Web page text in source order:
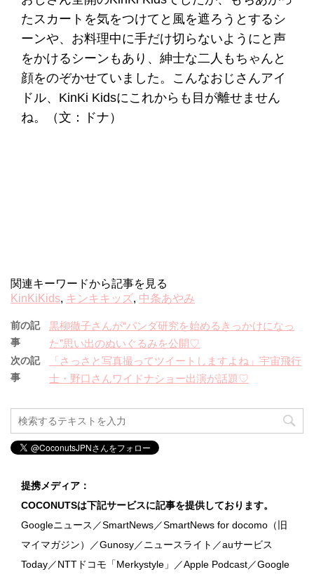
たスカートを気をつけてと風を遮ろうとするシ
ーンや、お料理中に手だけ切らないようにと声
をかけるシーンもあり、紳士な二人もちゃんと
顔をのぞかせていました。こんなおじさんアイ
ドル、KinKi Kidsにこれからも目が離せません
ね。（文：ドナ）
関連キーワードから記事を見る
KinKiKids, キンキキッズ, 中条あやみ
前の記
事
黒柳徹子さんが“パンダ研究を始めるきっかけになっ
た”思い出のぬいぐるみを公開♡
次の記
事
「さっさと写真撮ってツイートしますよね」宇宙飛行
士・野口さんワイドナショー出演が話題♡
提携メディア：
COCONUTSは下記サービスに記事を提供しております。
Googleニュース／SmartNews／SmartNews for docomo（旧
マイマガジン）／Gunosy／ニュースライト／auサービス
Today／NTTドコモ「Merkystyle」／Apple Podcast／Google